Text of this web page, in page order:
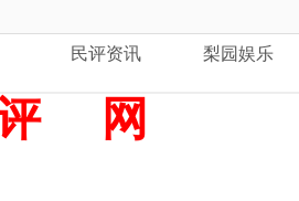
网
民评资讯 梨园娱乐